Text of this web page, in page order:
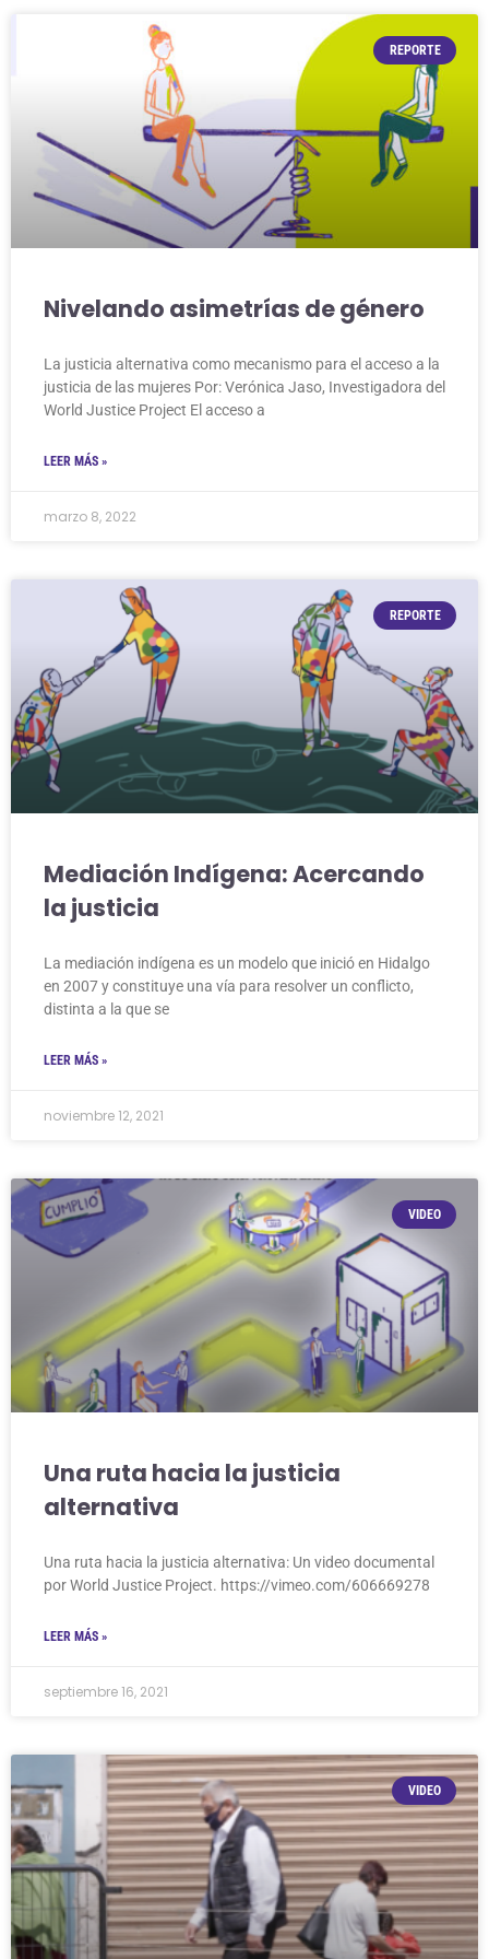
REPORTE
Nivelando asimetrías de género
La justicia alternativa como mecanismo para el acceso a la
justicia de las mujeres Por: Verónica Jaso, Investigadora del
World Justice Project El acceso a
LEER MÁS »
marzo 8, 2022
REPORTE
Mediación Indígena: Acercando
la justicia
La mediación indígena es un modelo que inició en Hidalgo
en 2007 y constituye una vía para resolver un conflicto,
distinta a la que se
LEER MÁS »
noviembre 12, 2021
VIDEO
Una ruta hacia la justicia
alternativa
Una ruta hacia la justicia alternativa: Un video documental
por World Justice Project. https://vimeo.com/606669278
LEER MÁS »
septiembre 16, 2021
VIDEO